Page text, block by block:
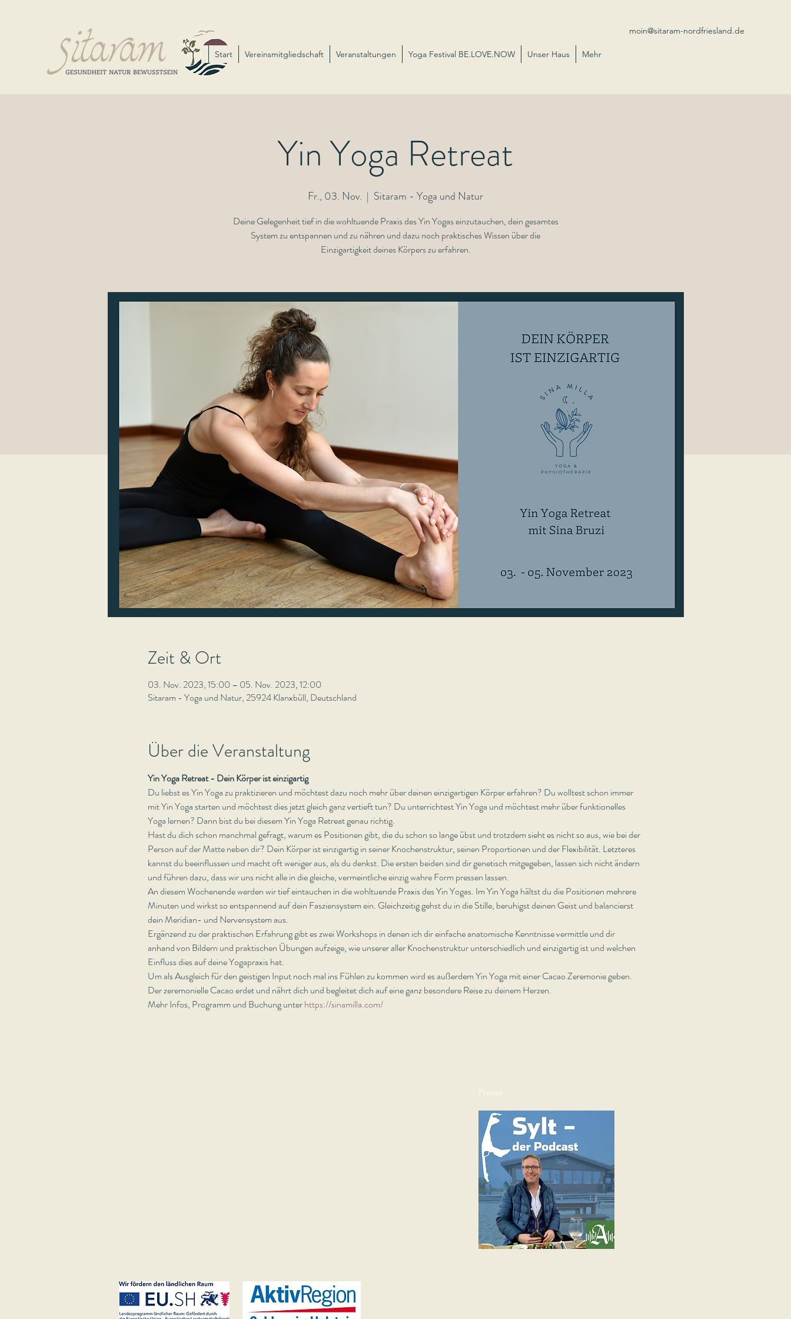
moin@sitaram-nordfriesland.de
Start Vereinsmitgliedschaft Veranstaltungen Yoga Festival BE.LOVE.NOW Unser Haus Mehr
Yin Yoga Retreat
Fr., 03. Nov.
  |
Sitaram - Yoga und Natur
Deine Gelegenheit tief in die wohltuende Praxis des Yin Yogas einzutauchen, dein gesamtes
System zu entspannen und zu nähren und dazu noch praktisches Wissen über die
Einzigartigkeit deines Körpers zu erfahren.
Zeit & Ort
03. Nov. 2023, 15:00 – 05. Nov. 2023, 12:00
Sitaram - Yoga und Natur, 25924 Klanxbüll, Deutschland
Über die Veranstaltung
Yin Yoga Retreat - Dein Körper ist einzigartig
Du liebst es Yin Yoga zu praktizieren und möchtest dazu noch mehr über deinen einzigartigen Körper erfahren? Du wolltest schon immer
mit Yin Yoga starten und möchtest dies jetzt gleich ganz vertieft tun? Du unterrichtest Yin Yoga und möchtest mehr über funktionelles
Yoga lernen? Dann bist du bei diesem Yin Yoga Retreat genau richtig.
Hast du dich schon manchmal gefragt, warum es Positionen gibt, die du schon so lange übst und trotzdem sieht es nicht so aus, wie bei der
Person auf der Matte neben dir? Dein Körper ist einzigartig in seiner Knochenstruktur, seinen Proportionen und der Flexibilität. Letzteres
kannst du beeinflussen und macht oft weniger aus, als du denkst. Die ersten beiden sind dir genetisch mitgegeben, lassen sich nicht ändern
und führen dazu, dass wir uns nicht alle in die gleiche, vermeintliche einzig wahre Form pressen lassen.
An diesem Wochenende werden wir tief eintauchen in die wohltuende Praxis des Yin Yogas. Im Yin Yoga hältst du die Positionen mehrere
Minuten und wirkst so entspannend auf dein Fasziensystem ein. Gleichzeitig gehst du in die Stille, beruhigst deinen Geist und balancierst
dein Meridian- und Nervensystem aus.
Ergänzend zu der praktischen Erfahrung gibt es zwei Workshops in denen ich dir einfache anatomische Kenntnisse vermittle und dir
anhand von Bildern und praktischen Übungen aufzeige, wie unserer aller Knochenstruktur unterschiedlich und einzigartig ist und welchen
Einfluss dies auf deine Yogapraxis hat.
Um als Ausgleich für den geistigen Input noch mal ins Fühlen zu kommen wird es außerdem Yin Yoga mit einer Cacao Zeremonie geben.
Der zeremonielle Cacao erdet und nährt dich und begleitet dich auf eine ganz besondere Reise zu deinem Herzen.
Mehr Infos, Programm und Buchung unter https://sinamilla.com/
Presse